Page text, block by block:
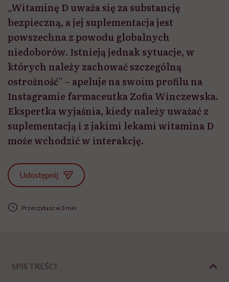
„Witaminę D uważa się za substancję
bezpieczną, a jej suplementacja jest
powszechna z powodu globalnych
niedoborów. Istnieją jednak sytuacje, w
których należy zachować szczególną
ostrożność” – apeluje na swoim profilu na
Instagramie farmaceutka Zofia Winczewska.
Ekspertka wyjaśnia, kiedy należy uważać z
suplementacją i z jakimi lekami witamina D
może wchodzić w interakcję.
Udostępnij
Przeczytasz w 3 min
SPIS TREŚCI